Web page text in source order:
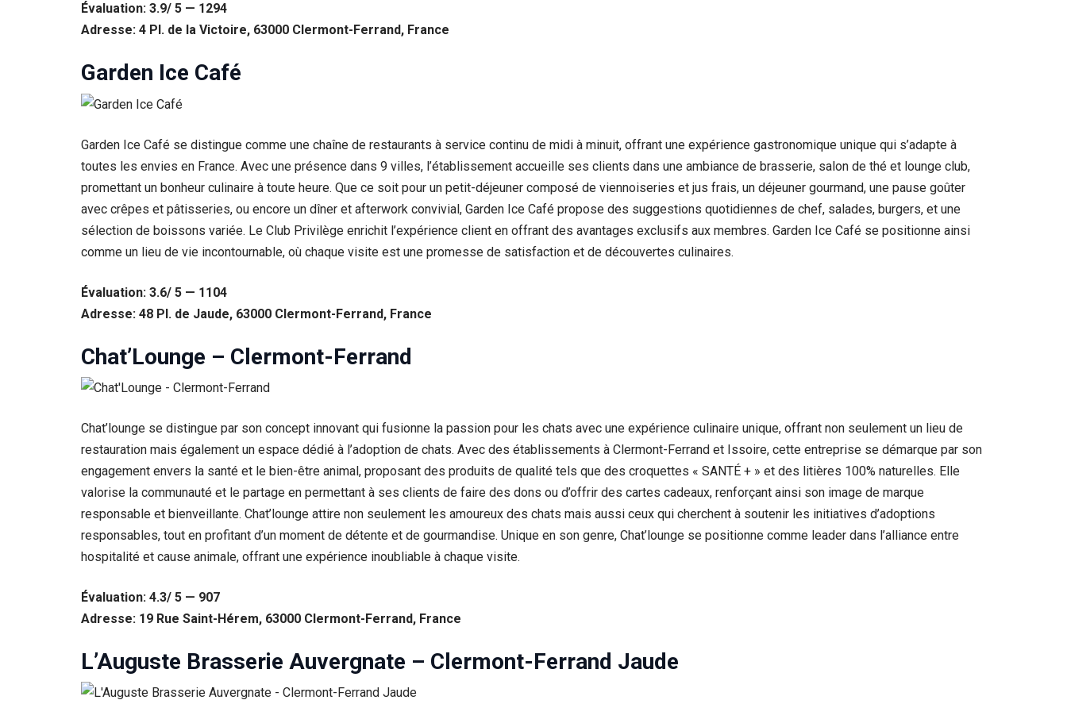
Évaluation: 3.9/ 5 — 1294
Adresse: 4 Pl. de la Victoire, 63000 Clermont-Ferrand, France
Garden Ice Café
Garden Ice Café se distingue comme une chaîne de restaurants à service continu de midi à minuit, offrant une expérience gastronomique unique qui s’adapte à
toutes les envies en France. Avec une présence dans 9 villes, l’établissement accueille ses clients dans une ambiance de brasserie, salon de thé et lounge club,
promettant un bonheur culinaire à toute heure. Que ce soit pour un petit-déjeuner composé de viennoiseries et jus frais, un déjeuner gourmand, une pause goûter
avec crêpes et pâtisseries, ou encore un dîner et afterwork convivial, Garden Ice Café propose des suggestions quotidiennes de chef, salades, burgers, et une
sélection de boissons variée. Le Club Privilège enrichit l’expérience client en offrant des avantages exclusifs aux membres. Garden Ice Café se positionne ainsi
comme un lieu de vie incontournable, où chaque visite est une promesse de satisfaction et de découvertes culinaires.
Évaluation: 3.6/ 5 — 1104
Adresse: 48 Pl. de Jaude, 63000 Clermont-Ferrand, France
Chat’Lounge – Clermont-Ferrand
Chat’lounge se distingue par son concept innovant qui fusionne la passion pour les chats avec une expérience culinaire unique, offrant non seulement un lieu de
restauration mais également un espace dédié à l’adoption de chats. Avec des établissements à Clermont-Ferrand et Issoire, cette entreprise se démarque par son
engagement envers la santé et le bien-être animal, proposant des produits de qualité tels que des croquettes « SANTÉ + » et des litières 100% naturelles. Elle
valorise la communauté et le partage en permettant à ses clients de faire des dons ou d’offrir des cartes cadeaux, renforçant ainsi son image de marque
responsable et bienveillante. Chat’lounge attire non seulement les amoureux des chats mais aussi ceux qui cherchent à soutenir les initiatives d’adoptions
responsables, tout en profitant d’un moment de détente et de gourmandise. Unique en son genre, Chat’lounge se positionne comme leader dans l’alliance entre
hospitalité et cause animale, offrant une expérience inoubliable à chaque visite.
Évaluation: 4.3/ 5 — 907
Adresse: 19 Rue Saint-Hérem, 63000 Clermont-Ferrand, France
L’Auguste Brasserie Auvergnate – Clermont-Ferrand Jaude
Nécessaire
Ces cookies ne
facultatifs. Ils
nécessaires au
améliorer la
fonctionnalité
et la structure
en fonction
de la façon
aussi bien que